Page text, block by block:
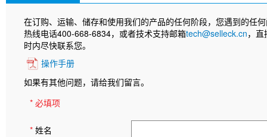
在订购、运输、储存和使用我们的产品的任何阶段，您遇到的任
热线电话400-668-6834，或者技术支持邮箱tech@selleck.cn，
时内尽快联系您。
操作手册
如果有其他问题，请给我们留言。
* 必填项
* 姓名